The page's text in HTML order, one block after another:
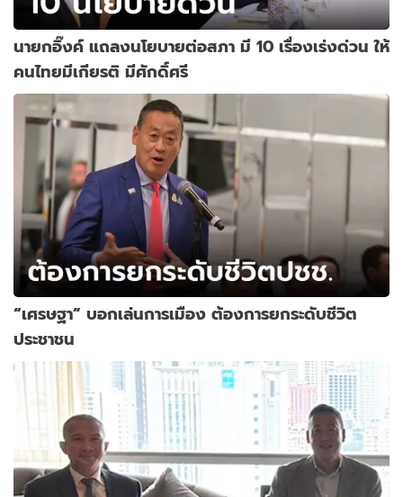
นายกอิ๊งค์ แถลงนโยบายต่อสภา มี 10 เรื่องเร่งด่วน ให้
คนไทยมีเกียรติ มีศักดิ์ศรี
“เศรษฐา” บอกเล่นการเมือง ต้องการยกระดับชีวิต
ประชาชน